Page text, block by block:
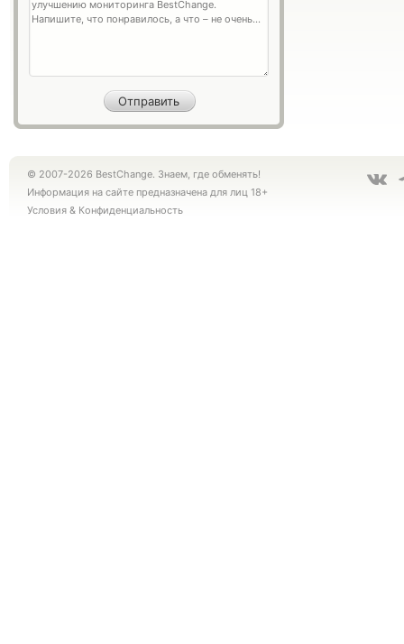
© 2007-2026 BestChange. Знаем, где обменять!
Информация на сайте предназначена для лиц 18+
Условия & Конфиденциальность